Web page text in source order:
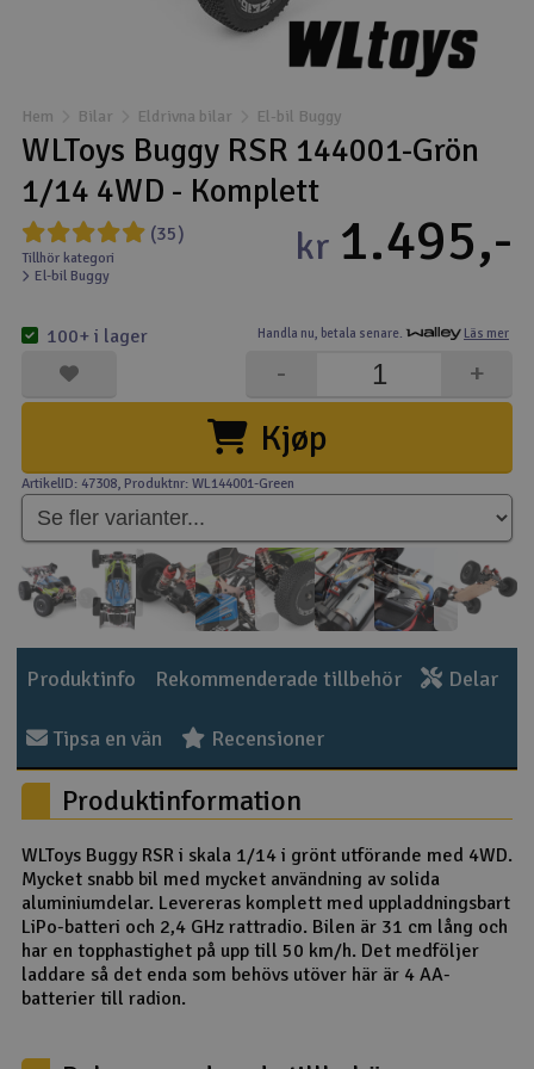
Drönare
Drönare för FPV
Flygplan
Helikopter
Kamerautrustning
Modellbygg- och byggsatser
Modelljärnväg
Motor & tillbehör
Outlet
Radioutrustning
Scooter & elfordon
Smarthem, lek och hobby
Solenergi
Verktyg, utrustning och tillbehör
Presentkort
Hem Bilar Eldrivna bilar El-bil Buggy
WLToys Buggy RSR 144001-Grön
1/14 4WD - Komplett
(35)
Tillhör kategori
El-bil Buggy
Handla nu, betala senare. Läs mer
kr 1.495,-
Kjøp
+
-
100+ i lager
ArtikelID: 47308, Produktnr: WL144001-Green
Produktinfo Rekommenderade tillbehör Delar
Tipsa en vän Recensioner
Produktinformation
WLToys Buggy RSR i skala 1/14 i grönt utförande med 4WD.
Mycket snabb bil med mycket användning av solida
aluminiumdelar. Levereras komplett med uppladdningsbart
LiPo-batteri och 2,4 GHz rattradio. Bilen är 31 cm lång och
har en topphastighet på upp till 50 km/h. Det medföljer
laddare så det enda som behövs utöver här är 4 AA-
batterier till radion.